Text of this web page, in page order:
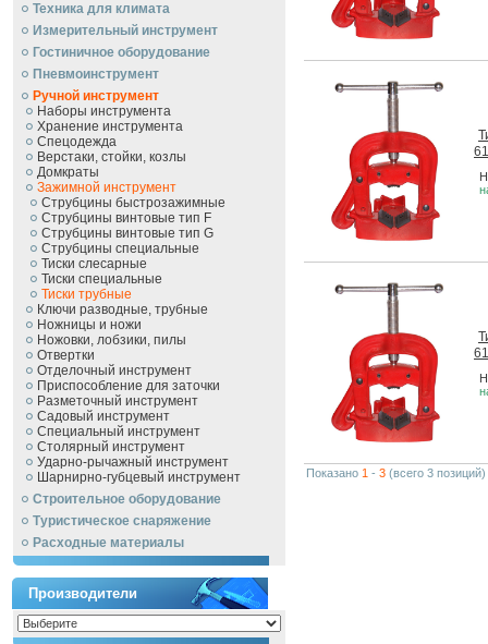
Техника для климата
Измерительный инструмент
Гостиничное оборудование
Пневмоинструмент
Ручной инcтрумент
Наборы инструмента
Хранение инструмента
Спецодежда
Верстаки, стойки, козлы
Домкраты
Зажимной инструмент
Струбцины быстрозажимные
Струбцины винтовые тип F
Струбцины винтовые тип G
Струбцины специальные
Тиски слесарные
Тиски специальные
Тиски трубные
Ключи разводные, трубные
Ножницы и ножи
Ножовки, лобзики, пилы
Отвертки
Отделочный инструмент
Приспособление для заточки
Разметочный инструмент
Садовый инструмент
Специальный инструмент
Столярный инструмент
Ударно-рычажный инструмент
Шарнирно-губцевый инструмент
Строительное оборудование
Туристическое снаряжение
Расходные материалы
Производители
Показано 1 - 3 (всего 3 позиций)